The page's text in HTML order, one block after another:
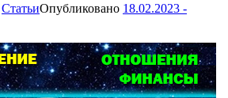
СтатьиОпубликовано 18.02.2023 -